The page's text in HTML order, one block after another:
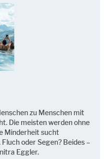
zu Menschen mit
Die meisten werden ohne
Minderheit sucht
oder Segen? Beides –
Eggler.